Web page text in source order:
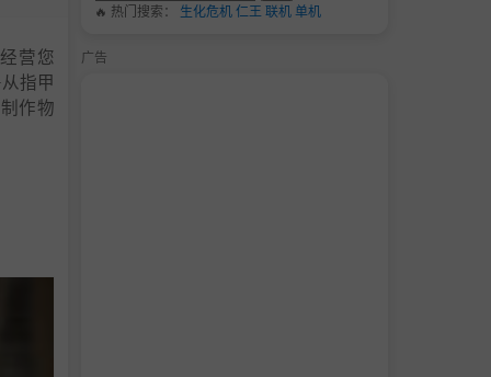
营您
指甲
作物
🔥 热门搜索： 生化危机仁王 联机单机
广告